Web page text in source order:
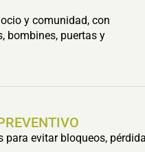
y comunidad, con
bombines, puertas y
para evitar bloqueos,